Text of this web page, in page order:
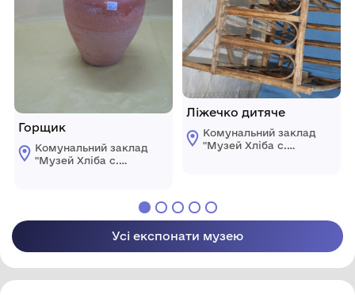
Горщик
Комунальний заклад
"Музей Хліба с.
Ліжечко дитяче
Комунальний заклад
"Музей Хліба с.
Усі експонати музею